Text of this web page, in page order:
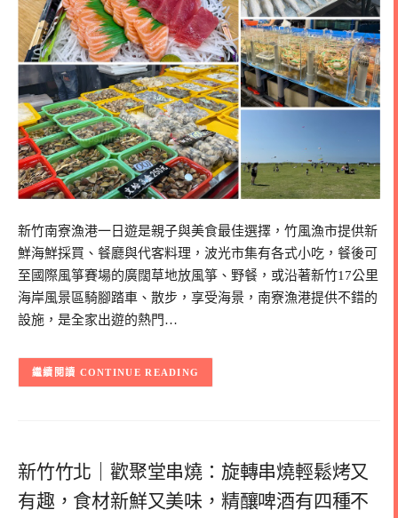
新竹南寮漁港一日遊是親子與美食最佳選擇，竹風漁市提供新
鮮海鮮採買、餐廳與代客料理，波光市集有各式小吃，餐後可
至國際風箏賽場的廣闊草地放風箏、野餐，或沿著新竹17公里
海岸風景區騎腳踏車、散步，享受海景，南寮漁港提供不錯的
設施，是全家出遊的熱門…
CONTINUE READING
新竹竹北｜歡聚堂串燒：旋轉串燒輕鬆烤又
有趣，食材新鮮又美味，精釀啤酒有四種不